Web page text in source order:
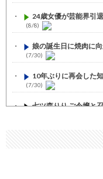
24歳女優が芸能界引
(8/8)
娘の誕生日に焼肉に
(7/30)
10年ぶりに再会した
(7/30)
七ツ森りり ご令嬢と
娘の誕生日に焼肉に